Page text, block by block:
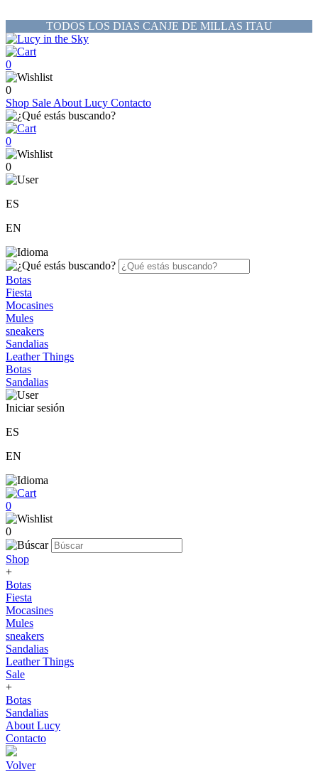
TODOS LOS DIAS CANJE DE MILLAS ITAU
0
0
Shop Sale About Lucy Contacto
0
0
ES
EN
Botas
Fiesta
Mocasines
Mules
sneakers
Sandalias
Leather Things
Botas
Sandalias
Iniciar sesión
ES
EN
0
0
Shop
+
Botas
Fiesta
Mocasines
Mules
sneakers
Sandalias
Leather Things
Sale
+
Botas
Sandalias
About Lucy
Contacto
Volver